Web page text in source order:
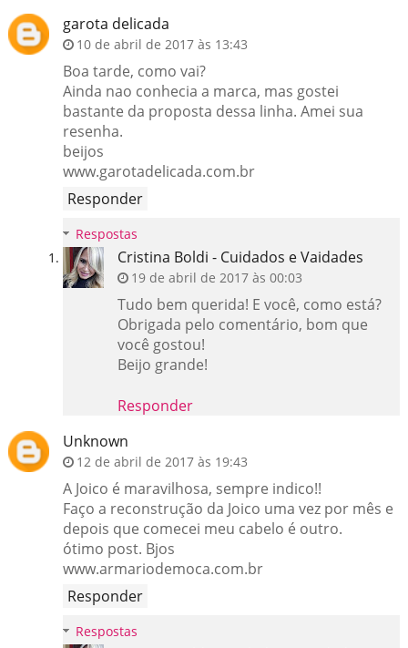
garota delicada
10 de abril de 2017 às 13:43
Boa tarde, como vai?
Ainda nao conhecia a marca, mas gostei
bastante da proposta dessa linha. Amei sua
resenha.
beijos
www.garotadelicada.com.br
Responder
Respostas
Cristina Boldi - Cuidados e Vaidades
19 de abril de 2017 às 00:03
Tudo bem querida! E você, como está?
Obrigada pelo comentário, bom que
você gostou!
Beijo grande!
Responder
Unknown
12 de abril de 2017 às 19:43
A Joico é maravilhosa, sempre indico!!
Faço a reconstrução da Joico uma vez por mês e
depois que comecei meu cabelo é outro.
ótimo post. Bjos
www.armariodemoca.com.br
Responder
Respostas